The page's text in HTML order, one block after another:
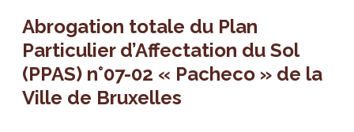
Abrogation totale du Plan
Particulier d’Affectation du Sol
(PPAS) n°07-02 « Pacheco » de la
Ville de Bruxelles